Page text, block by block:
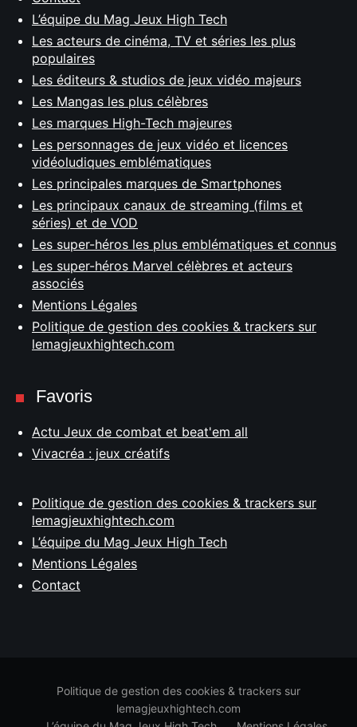
L’équipe du Mag Jeux High Tech
Les acteurs de cinéma, TV et séries les plus
populaires
Les éditeurs & studios de jeux vidéo majeurs
Les Mangas les plus célèbres
Les marques High-Tech majeures
Les personnages de jeux vidéo et licences
vidéoludiques emblématiques
Les principales marques de Smartphones
Les principaux canaux de streaming (films et
séries) et de VOD
Les super-héros les plus emblématiques et connus
Les super-héros Marvel célèbres et acteurs
associés
Mentions Légales
Politique de gestion des cookies & trackers sur
lemagjeuxhightech.com
Favoris
Actu Jeux de combat et beat'em all
Vivacréa : jeux créatifs
Politique de gestion des cookies & trackers sur
lemagjeuxhightech.com
L’équipe du Mag Jeux High Tech
Mentions Légales
Contact
Politique de gestion des cookies & trackers sur
lemagjeuxhightech.com